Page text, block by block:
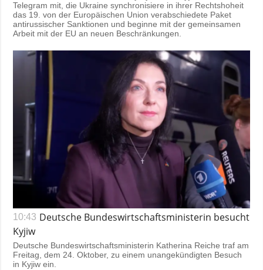
Telegram mit, die Ukraine synchronisiere in ihrer Rechtshoheit
das 19. von der Europäischen Union verabschiedete Paket
antirussischer Sanktionen und beginne mit der gemeinsamen
Arbeit mit der EU an neuen Beschränkungen.
10:43 Deutsche Bundeswirtschaftsministerin besucht
Kyjiw
Deutsche Bundeswirtschaftsministerin Katherina Reiche traf am
Freitag, dem 24. Oktober, zu einem unangekündigten Besuch
in Kyjiw ein.